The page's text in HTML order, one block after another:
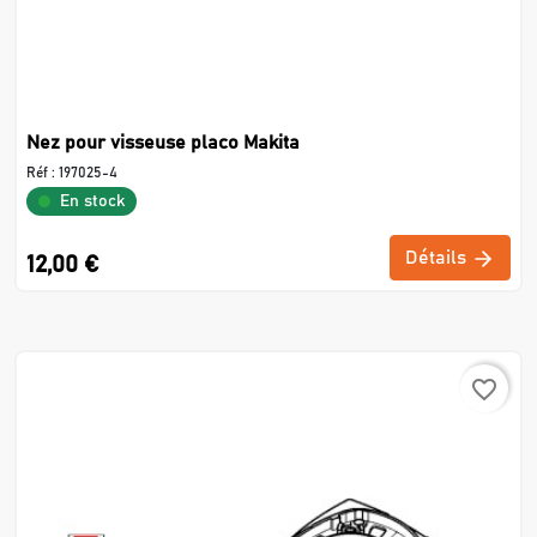
Nez pour visseuse placo Makita
Réf : 197025-4
En stock
12,00 € Détails
favorite_border